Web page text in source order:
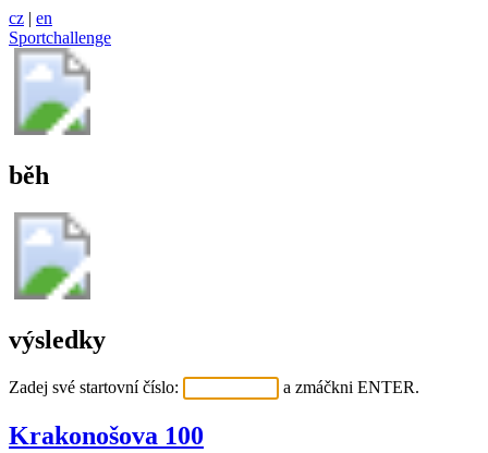
cz | en
Sportchallenge
běh
výsledky
Zadej své startovní číslo: a zmáčkni ENTER.
Krakonošova 100